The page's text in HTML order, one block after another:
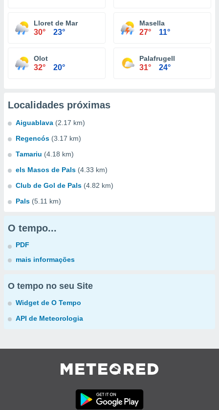
Lloret de Mar
30° 23°
Masella
27° 11°
Olot
32° 20°
Palafrugell
31° 24°
Localidades próximas
Aiguablava (2.17 km)
Regencós (3.17 km)
Tamariu (4.18 km)
els Masos de Pals (4.33 km)
Club de Gol de Pals (4.82 km)
Pals (5.11 km)
O tempo...
PDF
mais informações
O tempo no seu Site
Widget de O Tempo
API de Meteorologia